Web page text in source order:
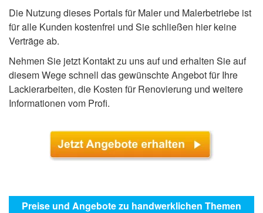
Die Nutzung dieses Portals für Maler und Malerbetriebe ist
für alle Kunden kostenfrei und Sie schließen hier keine
Verträge ab.
Nehmen Sie jetzt Kontakt zu uns auf und erhalten Sie auf
diesem Wege schnell das gewünschte Angebot für Ihre
Lackierarbeiten, die Kosten für Renovierung und weitere
Informationen vom Profi.
Preise und Angebote zu handwerklichen Themen